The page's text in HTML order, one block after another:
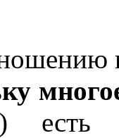
) есть